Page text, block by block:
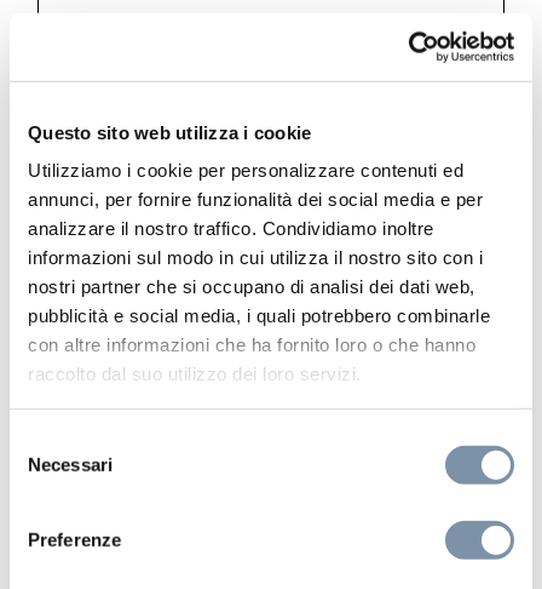
Questo sito web utilizza i cookie
Utilizziamo i cookie per personalizzare contenuti ed
annunci, per fornire funzionalità dei social media e per
analizzare il nostro traffico. Condividiamo inoltre
informazioni sul modo in cui utilizza il nostro sito con i
nostri partner che si occupano di analisi dei dati web,
pubblicità e social media, i quali potrebbero combinarle
con altre informazioni che ha fornito loro o che hanno
raccolto dal suo utilizzo dei loro servizi.
delNecessari
Preferenze
CL020 E